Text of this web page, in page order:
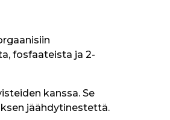
fosfaateista ja 2-
kanssa. Se
jäähdytinestettä.